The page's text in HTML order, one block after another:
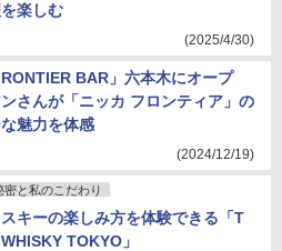
楽しむ
(2025/4/30)
BAR」六本木にオープ
さんが「ニッカ フロンティア」の
魅力を体感
(2024/12/19)
密と私のこだわり
キーの楽しみ方を体験できる「T
TOKYO」